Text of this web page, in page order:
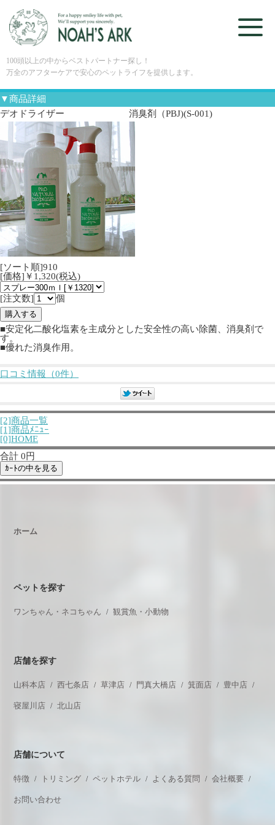
100頭以上の中からベストパートナー探し！
万全のアフターケアで安心のペットライフを提供します。
▼商品詳細
デオドライザー 消臭剤（PBJ)(S-001)
[ソート順]910
[価格]￥1,320(税込)
[注文数] 個
■安定化二酸化塩素を主成分とした安全性の高い除菌、消臭剤で
す。
■優れた消臭作用。
口コミ情報（0件）
[2]商品一覧
[1]商品ﾒﾆｭｰ
[0]HOME
合計 0円
ホーム
ペットを探す
ワンちゃん・ネコちゃん 観賞魚・小動物
店舗を探す
山科本店 西七条店 草津店 門真大橋店 箕面店 豊中店
寝屋川店 北山店
店舗について
特徴 トリミング ペットホテル よくある質問 会社概要
お問い合わせ